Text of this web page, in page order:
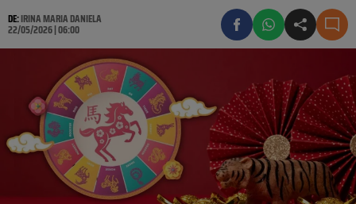
DE:IRINA MARIA DANIELA
22/05/2026 | 06:00